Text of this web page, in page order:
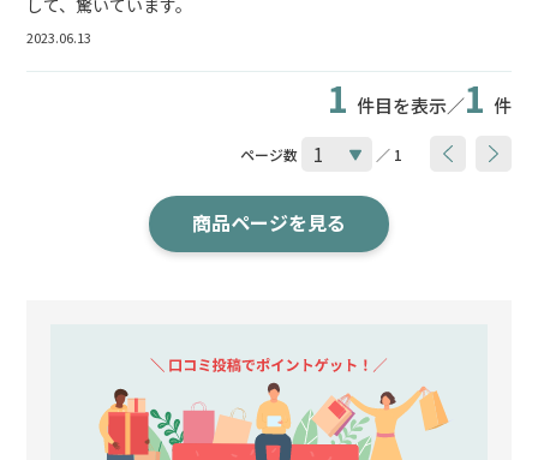
して、驚いています。
2023.06.13
1 件目を表示／1 件
ページ数 ／ 1
商品ページを見る